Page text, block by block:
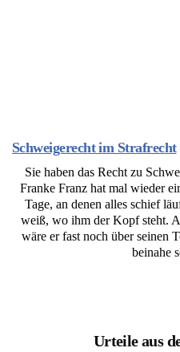
Schweigerecht im Strafrecht
Sie haben das Recht zu
Franke Franz hat mal wieder
Tage, an denen alles schief
weiß, wo ihm der Kopf steht.
wäre er fast noch über seinen
beinahe
Urteile aus